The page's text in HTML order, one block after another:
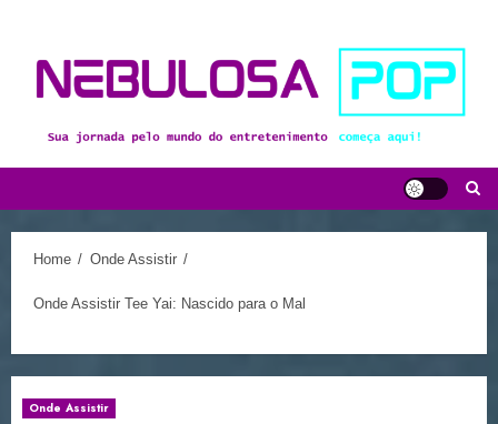
content
Home Onde Assistir
Onde Assistir Tee Yai: Nascido para o Mal
Onde Assistir